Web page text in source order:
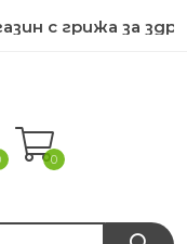
с грижа за
0